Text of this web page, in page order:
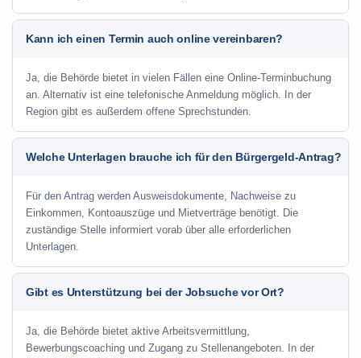
Kann ich einen Termin auch online vereinbaren?
Ja, die Behörde bietet in vielen Fällen eine Online-Terminbuchung
an. Alternativ ist eine telefonische Anmeldung möglich. In der
Region gibt es außerdem offene Sprechstunden.
Welche Unterlagen brauche ich für den Bürgergeld-Antrag?
Für den Antrag werden Ausweisdokumente, Nachweise zu
Einkommen, Kontoauszüge und Mietverträge benötigt. Die
zuständige Stelle informiert vorab über alle erforderlichen
Unterlagen.
Gibt es Unterstützung bei der Jobsuche vor Ort?
Ja, die Behörde bietet aktive Arbeitsvermittlung,
Bewerbungscoaching und Zugang zu Stellenangeboten. In der